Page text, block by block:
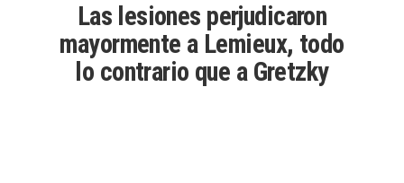
Las lesiones perjudicaron
mayormente a Lemieux, todo
lo contrario que a Gretzky